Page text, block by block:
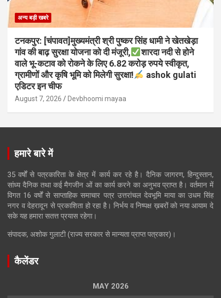
अन्य बड़ी खबरे
टनकपुर: [चंपावत]मुख्यमंत्री श्री पुष्कर सिंह धामी ने खेतखेड़ा
गांव की बाढ़ सुरक्षा योजना को दी मंजूरी,
शारदा नदी से होने
वाले भू-कटाव को रोकने के लिए 6.82 करोड़ रुपये स्वीकृत,
ग्रामीणों और कृषि भूमि को मिलेगी सुरक्षा!
ashok gulati
एडिटर इन चीफ
August 7, 2026 Devbhoomi mayaa
हमारे बारे में
35 वर्षों से पत्रकारिता के क्षेत्र में कार्य कर रहे है। दैनिक जागरण, हिन्दुस्तान,
सांध्य दैनिक तथा कई मैगजीन ओं का कार्य करने का अनुभव प्राप्त है। वर्तमान में
विगत 16 वर्षों से साप्ताहिक समाचार पत्र उत्तरांचल देवभूमि माया का उधम सिंह
नगर व देहरादून से प्रकाशिता हो रहा है। निर्भय व निष्पक्ष ख़बरों को नया आयाम दे
सके यह हमारा सतत्त प्रयास रहेगा।
संपादक, अशोक गुलाटी (राज्य सरकार से मान्यता प्राप्त पत्रकार)।
कैलेंडर
MAY 2026